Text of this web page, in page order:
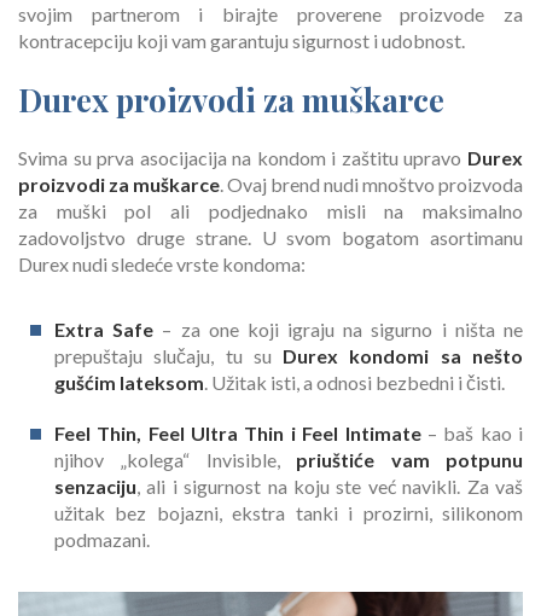
svojim partnerom i birajte proverene proizvode za
kontracepciju koji vam garantuju sigurnost i udobnost.
Durex proizvodi za muškarce
Svima su prva asocijacija na kondom i zaštitu upravo Durex
proizvodi za muškarce . Ovaj brend nudi mnoštvo proizvoda
za muški pol ali podjednako misli na maksimalno
zadovoljstvo druge strane. U svom bogatom asortimanu
Durex nudi sledeće vrste kondoma:
Extra Safe – za one koji igraju na sigurno i ništa ne
prepuštaju slučaju, tu su Durex kondomi sa nešto
gušćim lateksom . Užitak isti, a odnosi bezbedni i čisti.
Feel Thin, Feel Ultra Thin i Feel Intimate– baš kao i
njihov „kolega“ Invisible, priuštiće vam potpunu
senzaciju , ali i sigurnost na koju ste već navikli. Za vaš
užitak bez bojazni, ekstra tanki i prozirni, silikonom
podmazani.